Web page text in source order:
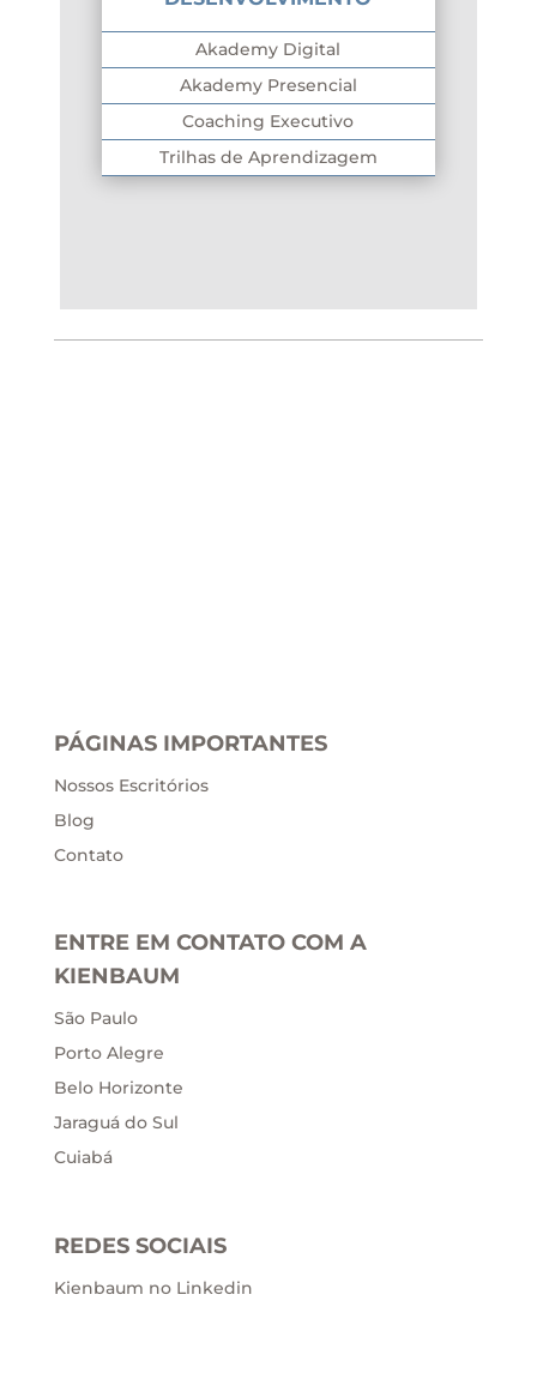
Akademy Digital
Akademy Presencial
Coaching Executivo
Trilhas de Aprendizagem
PÁGINAS IMPORTANTES
Nossos Escritórios
Blog
Contato
ENTRE EM CONTATO COM A
KIENBAUM
São Paulo
Porto Alegre
Belo Horizonte
Jaraguá do Sul
Cuiabá
REDES SOCIAIS
Kienbaum no Linkedin